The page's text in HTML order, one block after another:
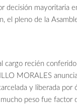
decisión mayoritaria
el pleno de la
cargo recién
MORALES
y liberada
peso fue factor